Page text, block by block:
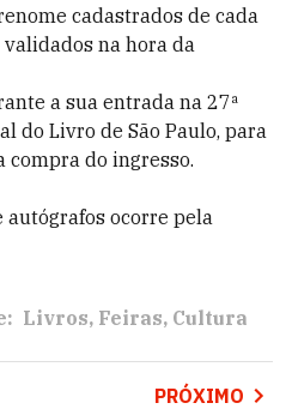
cadastrados de cada
na hora da
a sua entrada na 27ª
do Livro de São Paulo, para
compra do ingresso.
autógrafos ocorre pela
Livros Feiras Cultura
PRÓXIMO